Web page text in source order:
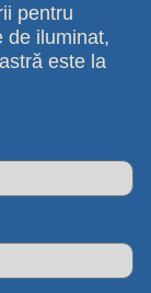
pentru
de iluminat,
este la